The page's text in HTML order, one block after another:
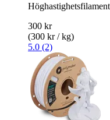
300 kr
(300 kr / kg)
5.0 (2)